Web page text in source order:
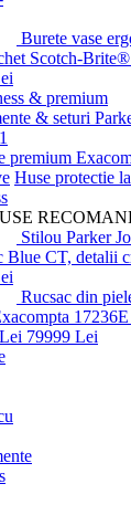
Burete vase
Scotch-
& premium
& seturi
premium
Huse protectie
Stilou Parker
Blue CT, detalii
Rucsac din
Lei 79999 Lei